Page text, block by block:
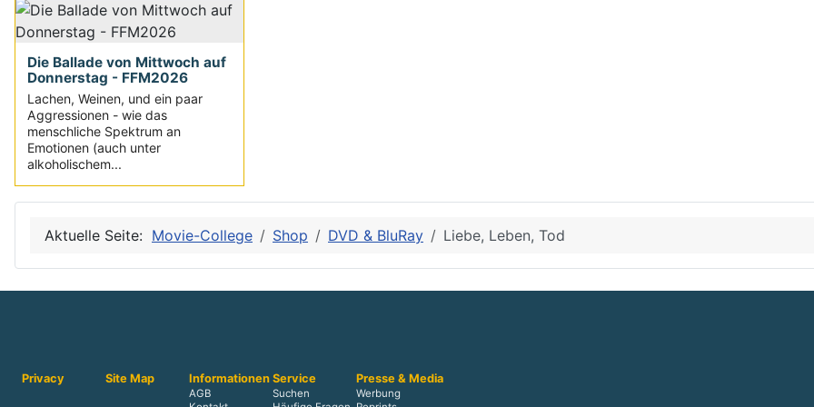
Die Ballade von Mittwoch auf
Donnerstag - FFM2026
Lachen, Weinen, und ein paar
Aggressionen - wie das
menschliche Spektrum an
Emotionen (auch unter
alkoholischem...
Aktuelle Seite: Movie-College Shop DVD & BluRay Liebe, Leben, Tod
Privacy Site Map Informationen
AGB
Service
Suchen
Presse & Media
Werbung